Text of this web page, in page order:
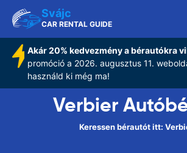
Svájc
CAR RENTAL GUIDE
Akár 20% kedvezmény a bérautókra
promóció a 2026. augusztus 11.
használd ki még ma!
Verbier
Keressen bérautót itt: